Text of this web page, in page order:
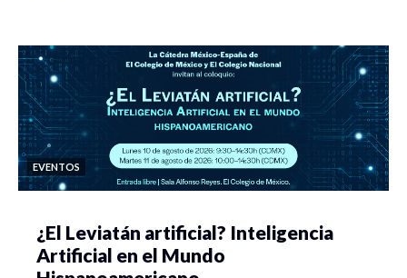
EVENTOS
¿El Leviatán artificial? Inteligencia
Artificial en el Mundo